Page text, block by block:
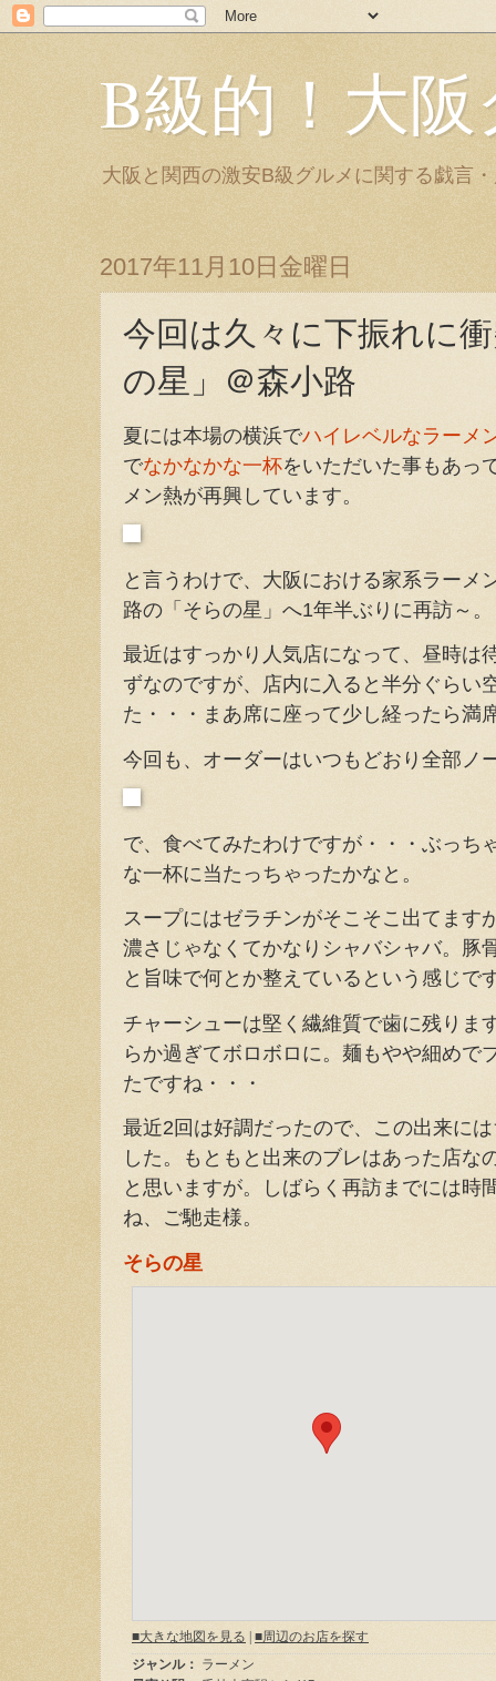
B級的！大
大阪と関西の激安B級グルメに関する戯言
2017年11月10日金曜日
今回は久々に下振れに
の星」＠森小路
夏には本場の横浜でハイレベルなラーメ
でなかなかな一杯をいただいた事もあっ
メン熱が再興しています。
と言うわけで、大阪における家系ラーメ
路の「そらの星」へ1年半ぶりに再訪～。
最近はすっかり人気店になって、昼時は
ずなのですが、店内に入ると半分ぐらい
た・・・まあ席に座って少し経ったら満
今回も、オーダーはいつもどおり全部ノ
で、食べてみたわけですが・・・ぶっち
な一杯に当たっちゃったかなと。
スープにはゼラチンがそこそこ出てます
濃さじゃなくてかなりシャバシャバ。豚
と旨味で何とか整えているという感じで
チャーシューは堅く繊維質で歯に残りま
らか過ぎてボロボロに。麺もやや細めで
たですね・・・
最近2回は好調だったので、この出来に
した。もともと出来のブレはあった店な
と思いますが。しばらく再訪までには時
ね、ご馳走様。
そらの星